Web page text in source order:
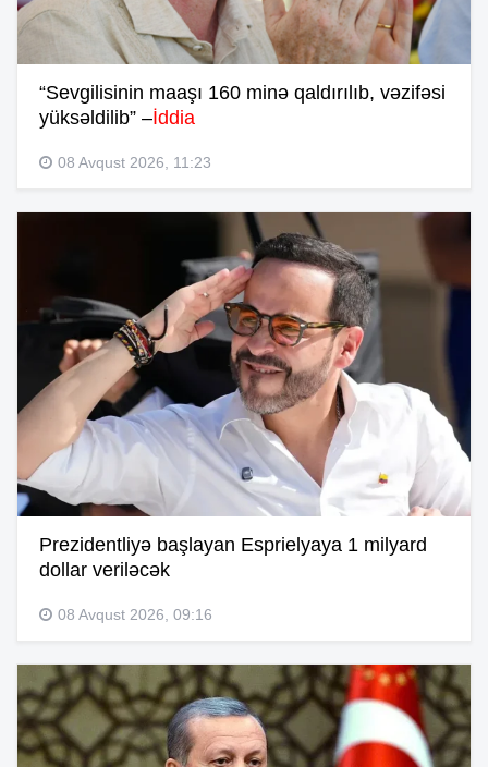
“Sevgilisinin maaşı 160 minə qaldırılıb, vəzifəsi
yüksəldilib” –İddia
08 Avqust 2026, 11:23
Prezidentliyə başlayan Esprielyaya 1 milyard
dollar veriləcək
08 Avqust 2026, 09:16